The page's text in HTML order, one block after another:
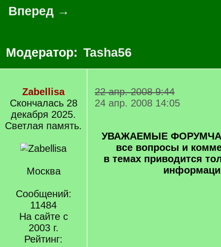
Вперед →
Модератор: Tasha56
Zabellisa
Cкончалась 28
декабря 2025.
Светлая память.
Москва
Сообщений:
11484
На сайте с
2003 г.
Рейтинг:
22 апр. 2008 9:44
24 апр. 2008 14:05
УВАЖАЕМЫЕ
все вопросы и
в темах приводится